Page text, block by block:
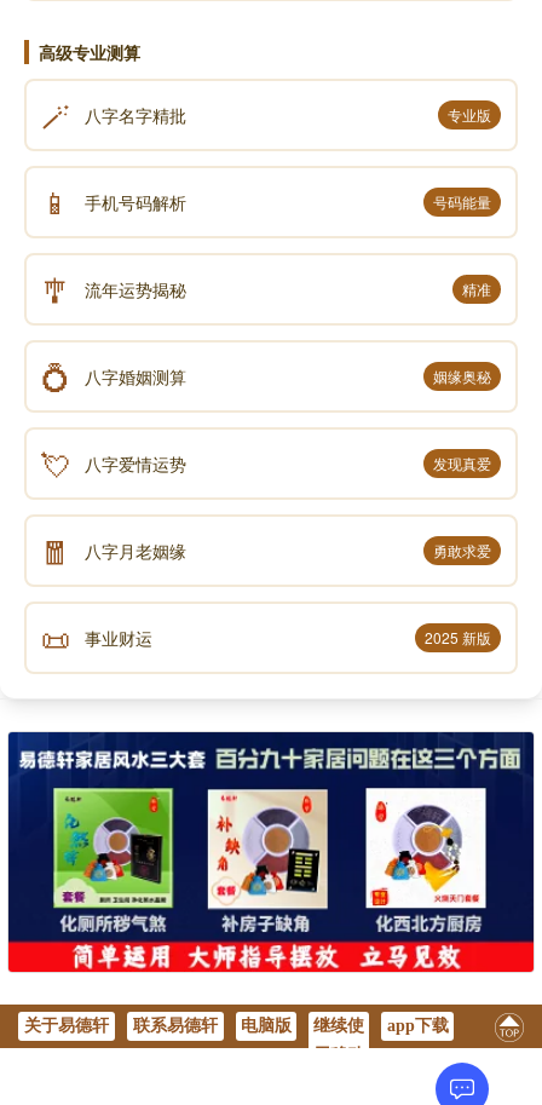
高级专业测算
🪄 八字名字精批 专业版
📱 手机号码解析 号码能量
🎐 流年运势揭秘 精准
💍 八字婚姻测算 姻缘奥秘
💘 八字爱情运势 发现真爱
🧧 八字月老姻缘 勇敢求爱
📜 事业财运 2025 新版
关于易德轩 联系易德轩 电脑版
继续使
app下载